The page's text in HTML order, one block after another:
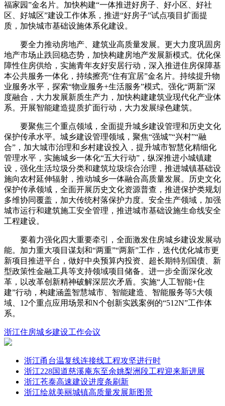
福家园”金名片。加快构建“一体推进好房子、好小区、好社
区、好城区”建设工作体系，推进“好房子”试点项目扩面提
质，加快城市基础设施体系化建设。
要全力推动房地产、建筑业高质量发展。更大力度巩固房
地产市场止跌回稳态势，加快构建房地产发展新模式。优化保
障性住房供给，实施青年友好安居行动，深入推进住房保障基
本公共服务一体化，持续擦亮“住有宜居”金名片。持续提升物
业服务水平，探索“物业服务+生活服务”模式。强化“两新”深
度融合，大力发展新质生产力，加快构建建筑业现代化产业体
系。开展智能建造提质扩面行动，大力发展绿色建筑。
要聚焦三个重点领域，全面提升城乡建设管理和历史文化
保护传承水平。城乡建设管理领域，聚焦“强城”“兴村”“融
合”，加大城市治理和乡村建设投入，提升城市智慧化精细化
管理水平，实施城乡一体化“五大行动”，纵深推进小城镇建
设，强化生活垃圾分类和建筑垃圾综合治理，推进城镇基础设
施向农村延伸辐射，推动城乡一体融合高质量发展。历史文化
保护传承领域，全面开展历史文化资源普查，推进保护类规划
多维协同覆盖，加大传统村落保护力度。安全生产领域，加强
城市运行和建筑施工安全管理，推进城市基础设施生命线安全
工程建设。
要着力强化四大重要牵引，全面激发住房城乡建设发展动
能。加力重大项目谋划和“两重”“两新”工作，迭代优化城市更
新项目推进平台，做好中央预算内投资、超长期特别国债、新
型政策性金融工具等支持领域项目储备。进一步全面深化改
革，以改革创新精神破解深层次矛盾。实施“人工智能+住
建”行动，构建涵盖智慧城市、智能建造、智能服务等5大领
域、12个重点应用场景和N个创新实践案例的“512N”工作体
系。
浙江住房城乡建设工作会议
浙江甬台温复线连接线工程攻坚进行时
浙江228国道慈溪庵东至余姚梨洲段工程迎来新进展
浙江苍泰高速建设进度条刷新
浙江绘就美丽城镇高质量发展新图景